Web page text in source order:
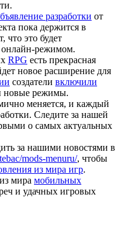
разработки от
пока держится в
что это будет
онлайн-режимом.
RPG есть прекрасная
новое расширение для
создатели включили
новые режимы.
меняется, и каждый
Следите за нашей
о самых актуальных
за нашими новостями в
mods-menuru/, чтобы
из мира игр.
мира мобильных
и удачных игровых